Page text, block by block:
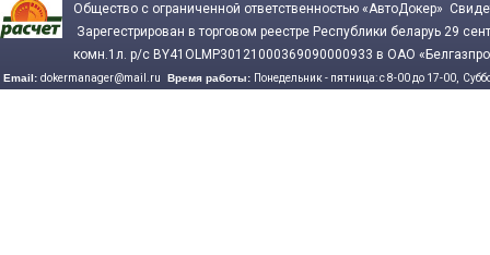
Общество с ограниченной ответственностью «АвтоДокер»
Зарегестрирован в торговом реестре Республики беларуь 29
комн.1л. р/с BY41OLMP30121000369090000933 в ОАО
Email: dokermanager@mail.ru Время работы: Понедельник - пятница: с 8-00 до 17-00,